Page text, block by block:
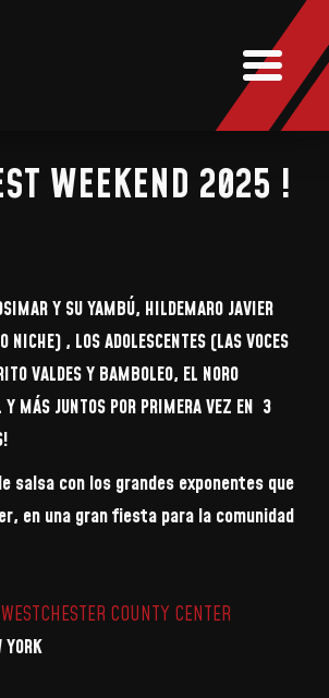
MUSIC
WEEKEND 2025 !
Y SU YAMBÚ, HILDEMARO JAVIER
NICHE) , LOS ADOLESCENTES (LAS VOCES
VALDES Y BAMBOLEO, EL NORO
Y MÁS JUNTOS POR PRIMERA VEZ EN 3
salsa con los grandes exponentes que
en una gran fiesta para la comunidad
WESTCHESTER COUNTY CENTER